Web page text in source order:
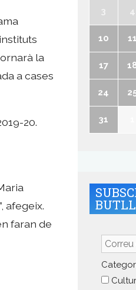
la
a cases
20.
afegeix.
faran de
3 4
10 11
17
24
31
Correu
*